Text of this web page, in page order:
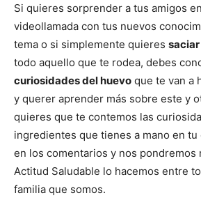
Si quieres sorprender a tus amigos
videollamada con tus nuevos
tema o si simplemente quieres
todo aquello que te rodea, debes
curiosidades del huevo que te van a
y querer aprender más sobre este y
quieres que te contemos las
ingredientes que tienes a mano en tu
en los comentarios y nos pondremos
Actitud Saludable lo hacemos entre
familia que somos.